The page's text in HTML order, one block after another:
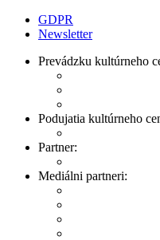
GDPR
Newsletter
Prevádzku kultúrneho
Podujatia kultúrneho
Partner:
Mediálni partneri: